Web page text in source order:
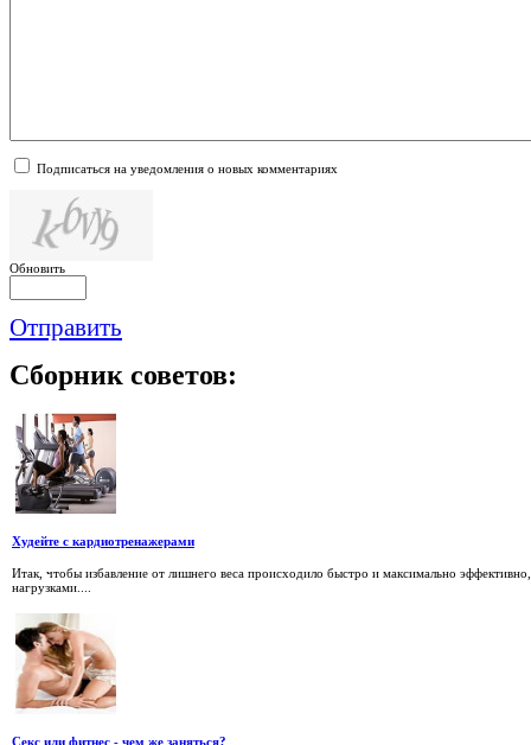
Подписаться на уведомления о новых комментариях
Обновить
Отправить
Сборник советов:
Худейте с кардиотренажерами
Итак, чтобы избавление от лишнего веса происходило быстро и максимально
нагрузками....
Секс или фитнес - чем же заняться?